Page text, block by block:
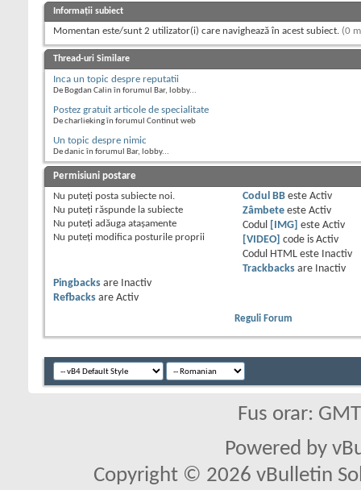
Informații subiect
Momentan este/sunt 2 utilizator(i) care navighează în acest subiect. (0
Thread-uri Similare
Inca un topic despre reputatii
De Bogdan Calin în forumul Bar, lobby...
Postez gratuit articole de specialitate
De charlieking în forumul Continut web
Un topic despre nimic
De danic în forumul Bar, lobby...
Permisiuni postare
Nu puteţi posta subiecte noi.
Nu puteţi răspunde la subiecte
Nu puteţi adăuga ataşamente
Nu puteţi modifica posturile proprii
Codul BBeste Activ
Zâmbeteeste Activ
Codul
[IMG] este Activ
[VIDEO] code is Activ
Codul HTML este
Inactiv
Trackbacksare
Inactiv
Pingbacks are
Inactiv
Refbacks are Activ
Reguli Forum
Fus orar:
Powered by
Copyright © 2026 vBulletin